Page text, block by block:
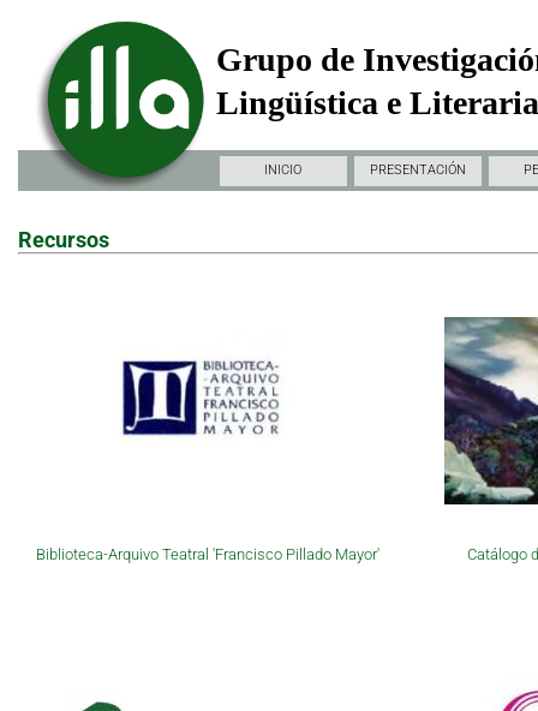
Grupo de
Lingüística e
INICIO PRESENTACIÓN
Recursos
Biblioteca-Arquivo Teatral 'Francisco Pillado Mayor' Catálogo